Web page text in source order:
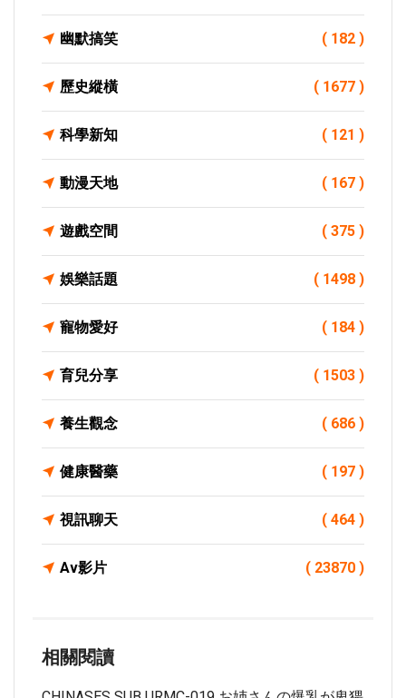
幽默搞笑 ( 182 )
歷史縱橫 ( 1677 )
科學新知 ( 121 )
動漫天地 ( 167 )
遊戲空間 ( 375 )
娛樂話題 ( 1498 )
寵物愛好 ( 184 )
育兒分享 ( 1503 )
養生觀念 ( 686 )
健康醫藥 ( 197 )
視訊聊天 ( 464 )
Av影片 ( 23870 )
相關閱讀